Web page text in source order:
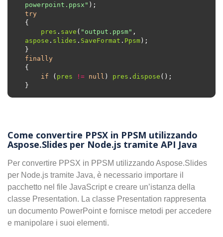
powerpoint.ppsx"
try
pres . save ( "output.ppsm"
aspose . slides . SaveFormat . Ppsm
finally
if ( pres != null ) pres . dispose
Come convertire PPSX in PPSM utilizzando
Aspose.Slides per Node.js tramite API Java
Per convertire PPSX in PPSM utilizzando Aspose.Slides
per Node.js tramite Java, è necessario importare il
pacchetto nel file JavaScript e creare un’istanza della
classe Presentation. La classe Presentation rappresenta
un documento PowerPoint e fornisce metodi per accedere
e manipolare i suoi elementi.